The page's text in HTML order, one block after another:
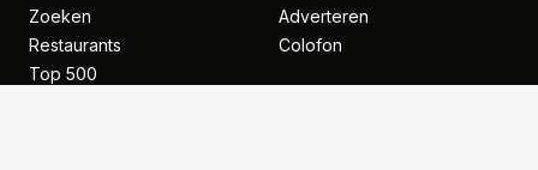
Zoeken
Restaurants
Top 500
Adverteren
Colofon